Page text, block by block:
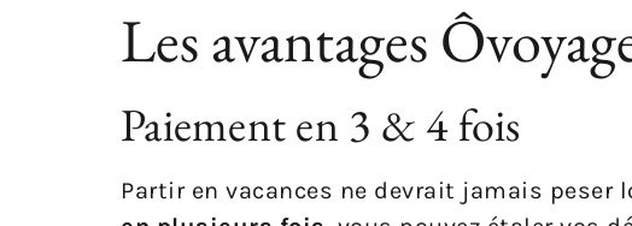
Les avantages
Paiement en 3 & 4 fois
Partir en vacances ne devrait jamais peser